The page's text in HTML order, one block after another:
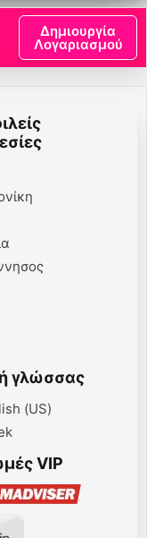
Δημιουργία
Λογαριασμού
γλώσσας
(US)‎
VIP